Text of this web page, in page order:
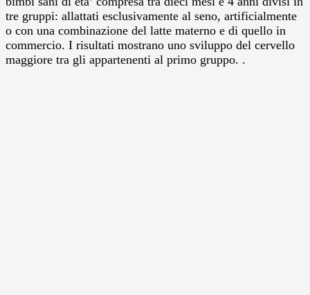
tre gruppi: allattati esclusivamente al seno, artificialmente
o con una combinazione del latte materno e di quello in
commercio. I risultati mostrano uno sviluppo del cervello
maggiore tra gli appartenenti al primo gruppo. .